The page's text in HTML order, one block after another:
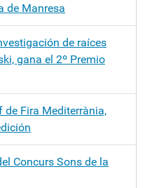
de Manresa
de raíces
gana el 2º Premio
de Fira Mediterrània,
Concurs Sons de la